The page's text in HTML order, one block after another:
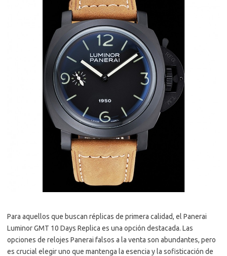
Para aquellos que buscan réplicas de primera calidad, el Panerai
Luminor GMT 10 Days Replica es una opción destacada. Las
opciones de relojes Panerai falsos a la venta son abundantes, pero
es crucial elegir uno que mantenga la esencia y la sofisticación de